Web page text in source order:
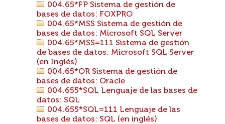
004.65*FP Sistema de gestión de
bases de datos: FOXPRO
004.65*MSS Sistema de gestión de
bases de datos: Microsoft SQL Server
004.65*MSS=111 Sistema de gestión
de bases de datos: Microsoft SQL Server
(en Inglés)
004.65*OR Sistema de gestión de
bases de datos: Oracle
004.655*SQL Lenguaje de las bases de
datos: SQL
004.655*SQL=111 Lenguaje de las
bases de datos: SQL (en inglés)